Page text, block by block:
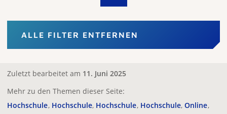
ALLE FILTER ENTFERNEN
Zuletzt bearbeitet am 11. Juni 2025
Mehr zu den Themen dieser Seite:
Hochschule Hochschule Hochschule Hochschule Online